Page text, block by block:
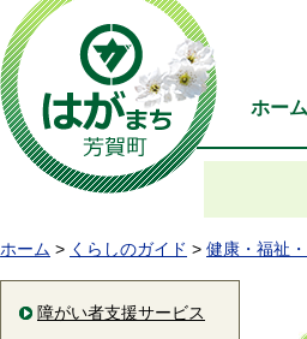
ホーム
ホーム > くらしのガイド > 健康・福祉
障がい者支援サービス